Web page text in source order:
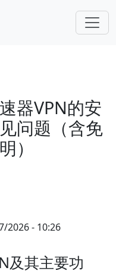
器VPN的安
问题（含免
）
2026 - 10:26
及其主要功